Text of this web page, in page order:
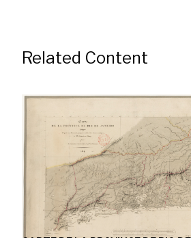
Related Content